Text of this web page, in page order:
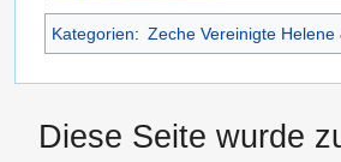
Kategorien: Zeche Vereinigte Helene
Diese Seite wurde